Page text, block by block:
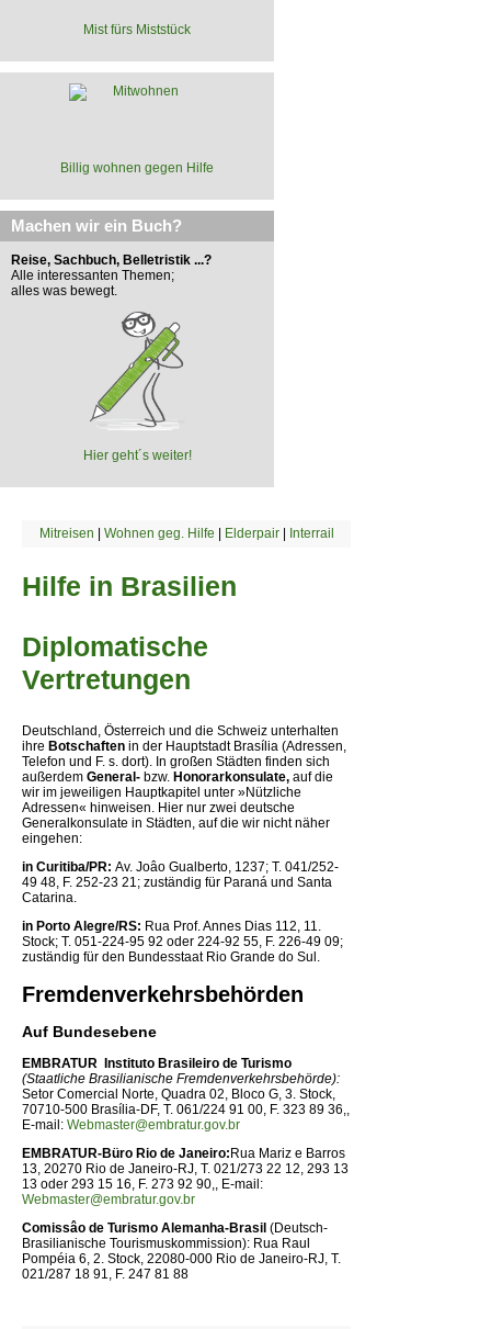
Mist fürs Miststück
Billig wohnen gegen Hilfe
Machen wir ein Buch?
Reise, Sachbuch, Belletristik ...?
Alle interessanten Themen;
alles was bewegt.
Hier geht´s weiter!
Mitreisen | Wohnen geg. Hilfe | Elderpair| Interrail
Hilfe in Brasilien
Diplomatische
Vertretungen
Deutschland, Österreich und die Schweiz unterhalten
ihre Botschaften in der Hauptstadt Brasília (Adressen,
Telefon und F. s. dort). In großen Städten finden sich
außerdem General- bzw. Honorarkonsulate, auf die
wir im jeweiligen Hauptkapitel unter »Nützliche
Adressen« hinweisen. Hier nur zwei deutsche
Generalkonsulate in Städten, auf die wir nicht näher
eingehen:
in Curitiba/PR: Av. Joâo Gualberto, 1237; T. 041/252-
49 48, F. 252-23 21; zuständig für Paraná und Santa
Catarina.
in Porto Alegre/RS: Rua Prof. Annes Dias 112, 11.
Stock; T. 051-224-95 92 oder 224-92 55, F. 226-49 09;
zuständig für den Bundesstaat Rio Grande do Sul.
Fremdenverkehrsbehörden
Auf Bundesebene
EMBRATUR  Instituto Brasileiro de Turismo
(Staatliche Brasilianische Fremdenverkehrsbehörde):
Setor Comercial Norte, Quadra 02, Bloco G, 3. Stock,
70710-500 Brasília-DF, T. 061/224 91 00, F. 323 89 36,,
E-mail: Webmaster@embratur.gov.br
EMBRATUR-Büro Rio de Janeiro:Rua Mariz e Barros
13, 20270 Rio de Janeiro-RJ, T. 021/273 22 12, 293 13
13 oder 293 15 16, F. 273 92 90,, E-mail:
Webmaster@embratur.gov.br
Comissâo de Turismo Alemanha-Brasil (Deutsch-
Brasilianische Tourismuskommission): Rua Raul
Pompéia 6, 2. Stock, 22080-000 Rio de Janeiro-RJ, T.
021/287 18 91, F. 247 81 88